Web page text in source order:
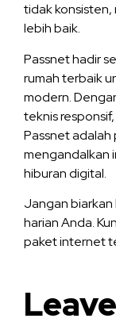
tidak konsisten,
lebih baik.
Passnethadir
rumah terbaik
modern.
teknis
Passnet adalah
mengandalkan
hiburan digital.
Jangan
harian Anda.
paket internet